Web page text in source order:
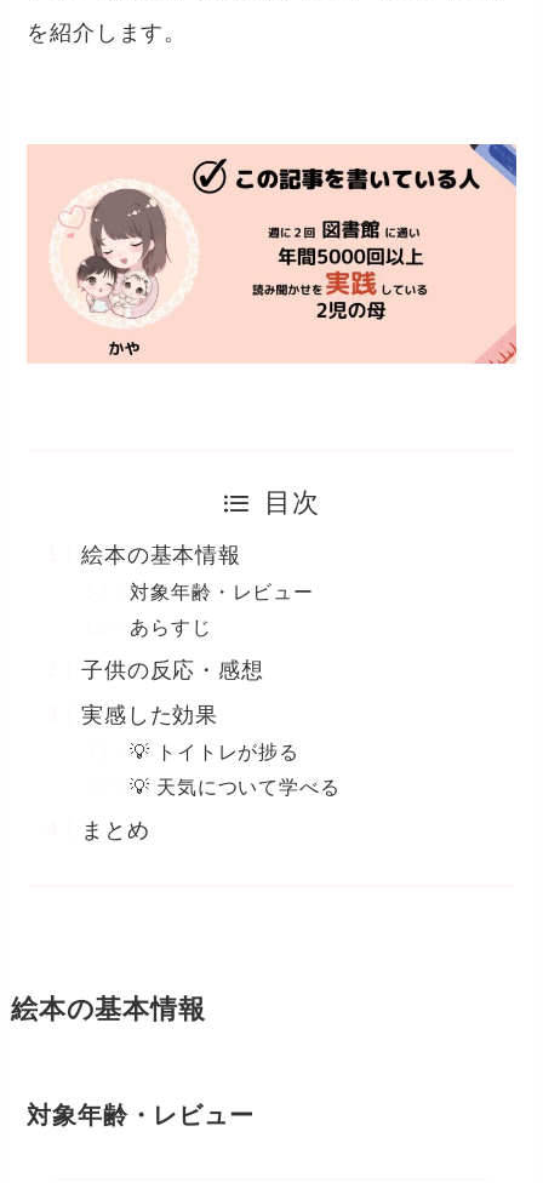
を紹介します。
目次
絵本の基本情報
対象年齢・レビュー
あらすじ
子供の反応・感想
実感した効果
💡 トイトレが捗る
💡 天気について学べる
まとめ
絵本の基本情報
対象年齢・レビュー